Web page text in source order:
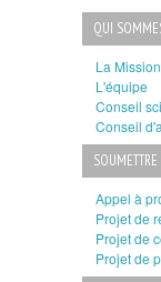
QUI
La Mission
L'équipe
Conseil
Conseil
Appel à
Projet de
Projet de
Projet de